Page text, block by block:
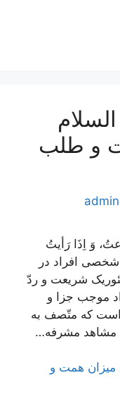
و طلب
وَ اِذَا رَأيتُ
شخصی افراد در
تئوریک شریعت و ردّ
موجب جزا و
است که متّصف به
میزان همت و